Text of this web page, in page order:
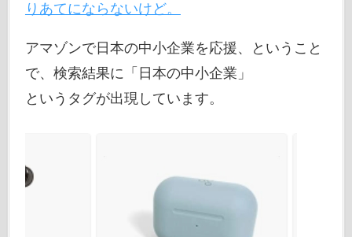
りあてにならないけど。
アマゾンで日本の中小企業を応援、ということ
で、検索結果に「日本の中小企業」
というタグが出現しています。